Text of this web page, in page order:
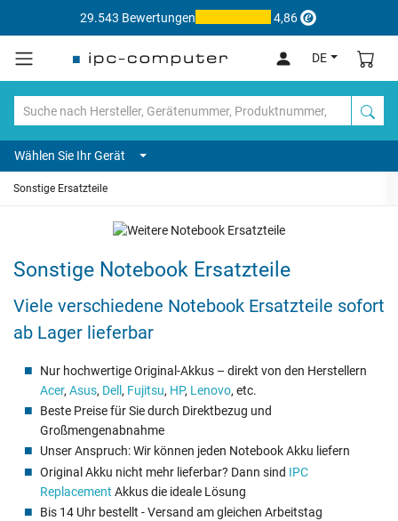
29.543 Bewertungen 4,86
DE
Wählen Sie Ihr Gerät
Sonstige Ersatzteile
Sonstige Notebook Ersatzteile
Viele verschiedene Notebook Ersatzteile sofort
ab Lager lieferbar
Nur hochwertige Original-Akkus – direkt von den Herstellern
Acer, Asus, Dell , Fujitsu, HP, Lenovo, etc.
Beste Preise für Sie durch Direktbezug und
Großmengenabnahme
Unser Anspruch: Wir können jeden Notebook Akku liefern
Original Akku nicht mehr lieferbar? Dann sind IPC
Replacement Akkus die ideale Lösung
Bis 14 Uhr bestellt - Versand am gleichen Arbeitstag